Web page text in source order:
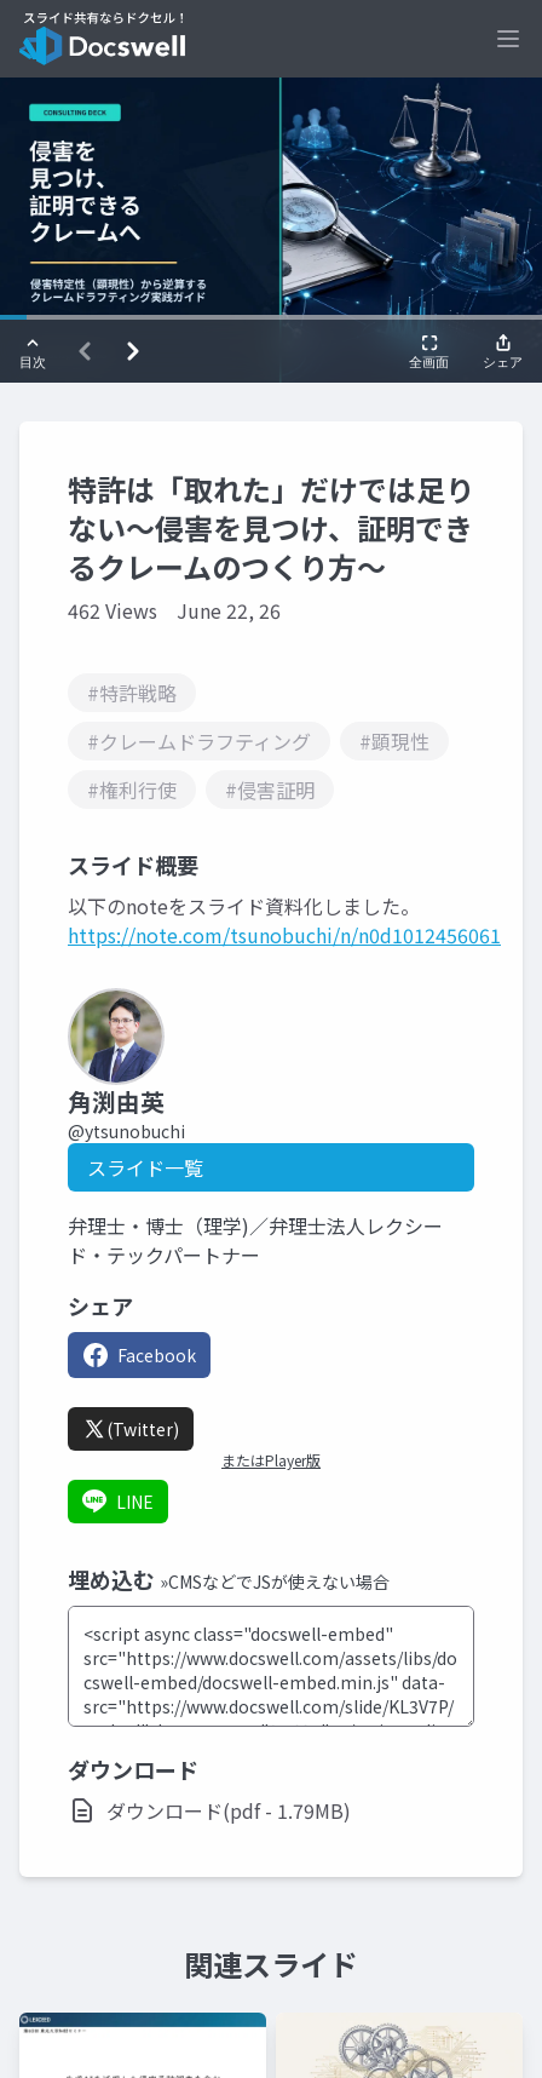
特許は「取れた」だけでは足り
ない～侵害を見つけ、証明でき
るクレームのつくり方～
462 Views June 22, 26
#特許戦略
#クレームドラフティング
#顕現性
#権利行使
#侵害証明
スライド概要
以下のnoteをスライド資料化しました。
https://note.com/tsunobuchi/n/n0d1012456061
角渕由英
@ytsunobuchi
スライド一覧
弁理士・博士（理学)／弁理士法人レクシー
ド・テックパートナー
シェア
Facebook
(Twitter)
またはPlayer版
LINE
埋め込む »CMSなどでJSが使えない場合
ダウンロード
ダウンロード(pdf - 1.79MB)
関連スライド